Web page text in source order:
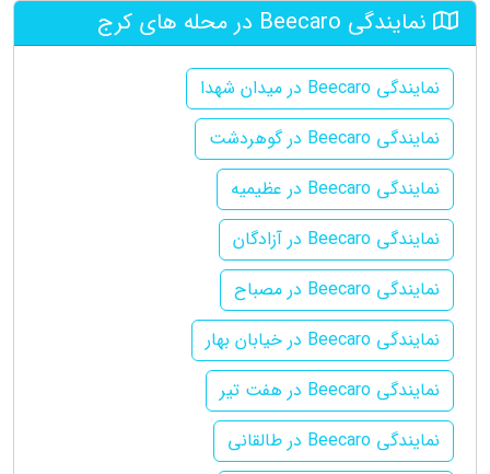
نمایندگی Beecaro در محله های کرج
نمایندگی Beecaro در میدان شهدا
نمایندگی Beecaro در گوهردشت
نمایندگی Beecaro در عظیمیه
نمایندگی Beecaro در آزادگان
نمایندگی Beecaro در مصباح
نمایندگی Beecaro در خیابان بهار
نمایندگی Beecaro در هفت تیر
نمایندگی Beecaro در طالقانی